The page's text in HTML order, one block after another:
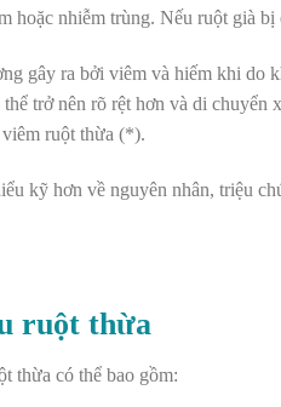
hoặc nhiễm trùng. Nếu ruột già
gây ra bởi viêm và hiếm khi do
trở nên rõ rệt hơn và di
ruột thừa (*).
kỹ hơn về nguyên nhân, triệu
ruột thừa
thừa có thể bao gồm: